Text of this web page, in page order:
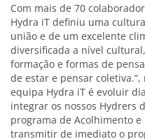
Com mais de 70
Hydra iT definiu uma
união e de um excelente
diversificada a nível
formação e formas de
de estar e pensar
equipa Hydra iT é evoluir
integrar os nossos Hydrers
programa de Acolhimento
transmitir de imediato o